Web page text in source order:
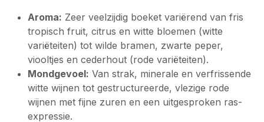
Aroma: Zeer veelzijdig boeket variërend van fris
tropisch fruit, citrus en witte bloemen (witte
variëteiten) tot wilde bramen, zwarte peper,
viooltjes en cederhout (rode variëteiten).
Mondgevoel: Van strak, minerale en verfrissende
witte wijnen tot gestructureerde, vlezige rode
wijnen met fijne zuren en een uitgesproken ras-
expressie.